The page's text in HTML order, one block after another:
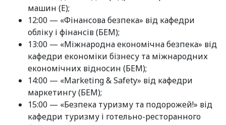
машин (Е);
12:00 — «Фінансова безпека» від кафедри
обліку і фінансів (БЕМ);
13:00 — «Міжнародна економічна безпека» від
кафедри економіки бізнесу та міжнародних
економічних відносин (БЕМ);
14:00 — «Marketing & Safety» від кафедри
маркетингу (БЕМ);
15:00 — «Безпека туризму та подорожей!» від
кафедри туризму і готельно-ресторанного